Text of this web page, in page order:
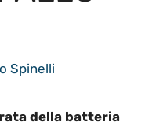
Spinelli
della batteria